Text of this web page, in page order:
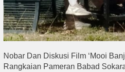
Nobar Dan Diskusi Film ‘Mooi
Rangkaian Pameran Babad